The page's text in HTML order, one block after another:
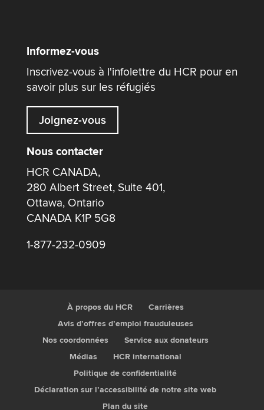
Informez-vous
Inscrivez-vous à l'infolettre du HCR pour en
savoir plus sur les réfugiés
Joignez-vous
Nous contacter
HCR CANADA,
280 Albert Street, Suite 401,
Ottawa, Ontario
CANADA K1P 5G8
1-877-232-0909
À propos du HCR
Carrières
Avis d’offres d’emploi frauduleuses
Nos coordonnées
Service aux donateurs
Médias
HCR international
Politique de confidentialité
Déclaration sur l’accessibilité de notre site web
Plan du site